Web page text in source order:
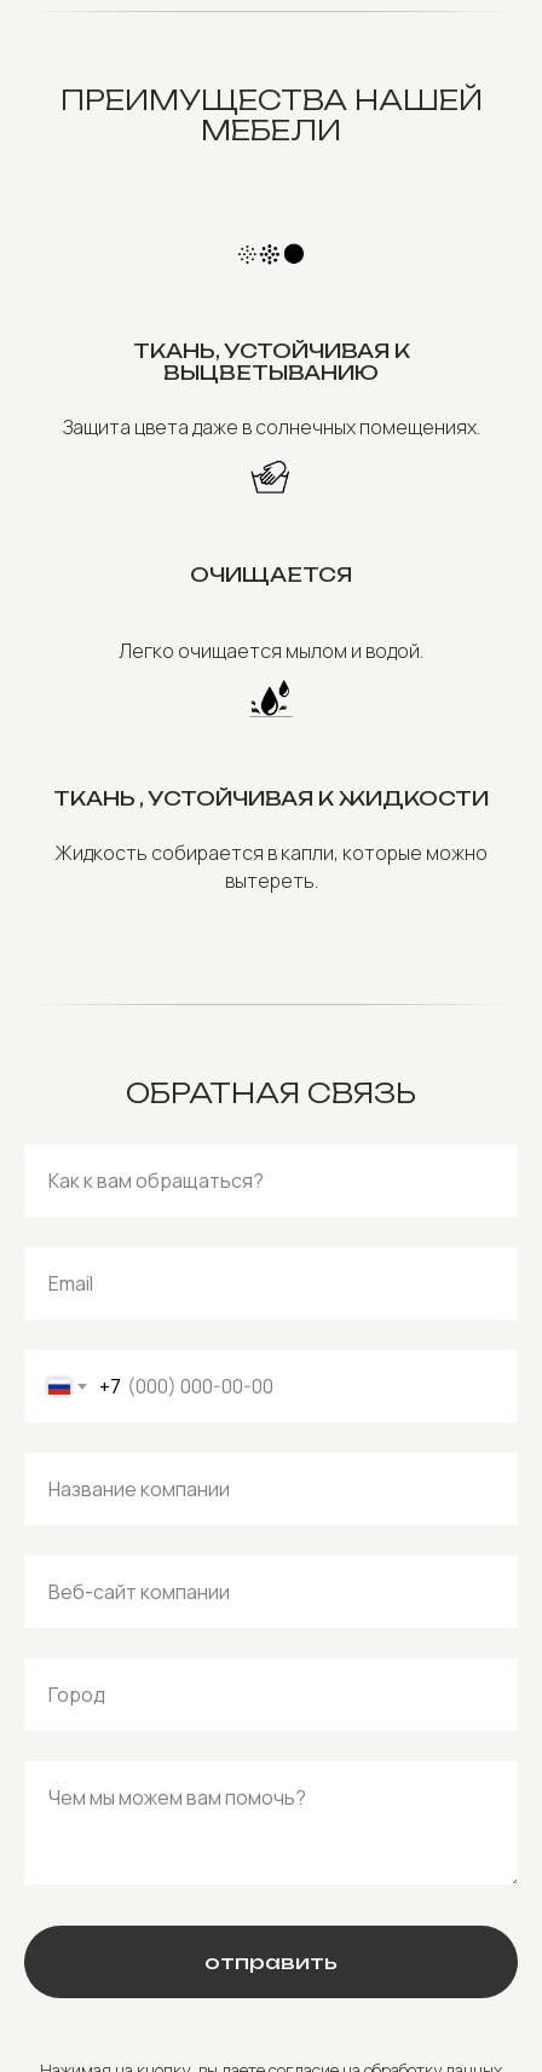
ПРЕИМУЩЕСТВА НАШЕЙ
МЕБЕЛИ
ТКАНЬ, УСТОЙЧИВАЯ К
ВЫЦВЕТЫВАНИЮ
Защита цвета даже в солнечных помещениях.
ОЧИЩАЕТСЯ
Легко очищается мылом и водой.
ТКАНЬ , УСТОЙЧИВАЯ К ЖИДКОСТИ
Жидкость собирается в капли, которые можно
вытереть.
ОБРАТНАЯ СВЯЗЬ
Как к вам обращаться?
Email
+7
Название компании
Веб-сайт компании
Город
Чем мы можем вам помочь?
отправить